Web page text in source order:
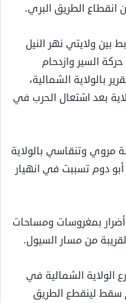
الطريق البري.
ولايتي نهر النيل
ما أدى لتوقف حركة السير وازدحام
بالولاية الشمالية،
بعد اشتعال الحرب في
مروي وتنقاسي بالولاية
دوم تسببت في انهيار
بمغروسات ومساحات
من مسار السيول.
الولاية الشمالية في
سقط لينقطع الطريق